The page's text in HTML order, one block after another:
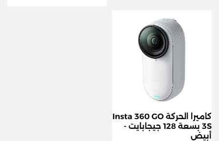
كاميرا الحركة Insta 360 GO
3S بسعة 128 جيجابايت -
أبيض